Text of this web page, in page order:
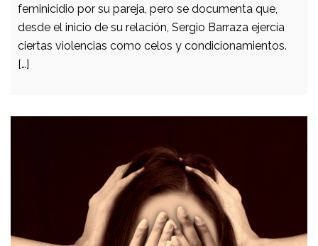
feminicidio por su pareja, pero se documenta que,
desde el inicio de su relación, Sergio Barraza ejercía
ciertas violencias como celos y condicionamientos.
[…]